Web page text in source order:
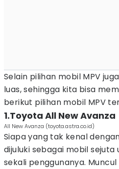
Selain pilihan mobil MPV
luas, sehingga kita bisa
berikut pilihan mobil MPV
1.Toyota All New Avanza
All New Avanza (toyota.astra.co.id)
Siapa yang tak kenal
dijuluki sebagai mobil
sekali penggunanya.